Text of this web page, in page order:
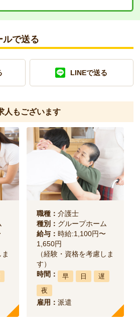
ルで送る
LINEで送る
人もございます
職種：介護士
種別： グループホーム
給与：時給:1,100円〜
1,650円
（経験・資格を考慮しま
す）
時間： 早 日
遅
夜
雇用：派遣